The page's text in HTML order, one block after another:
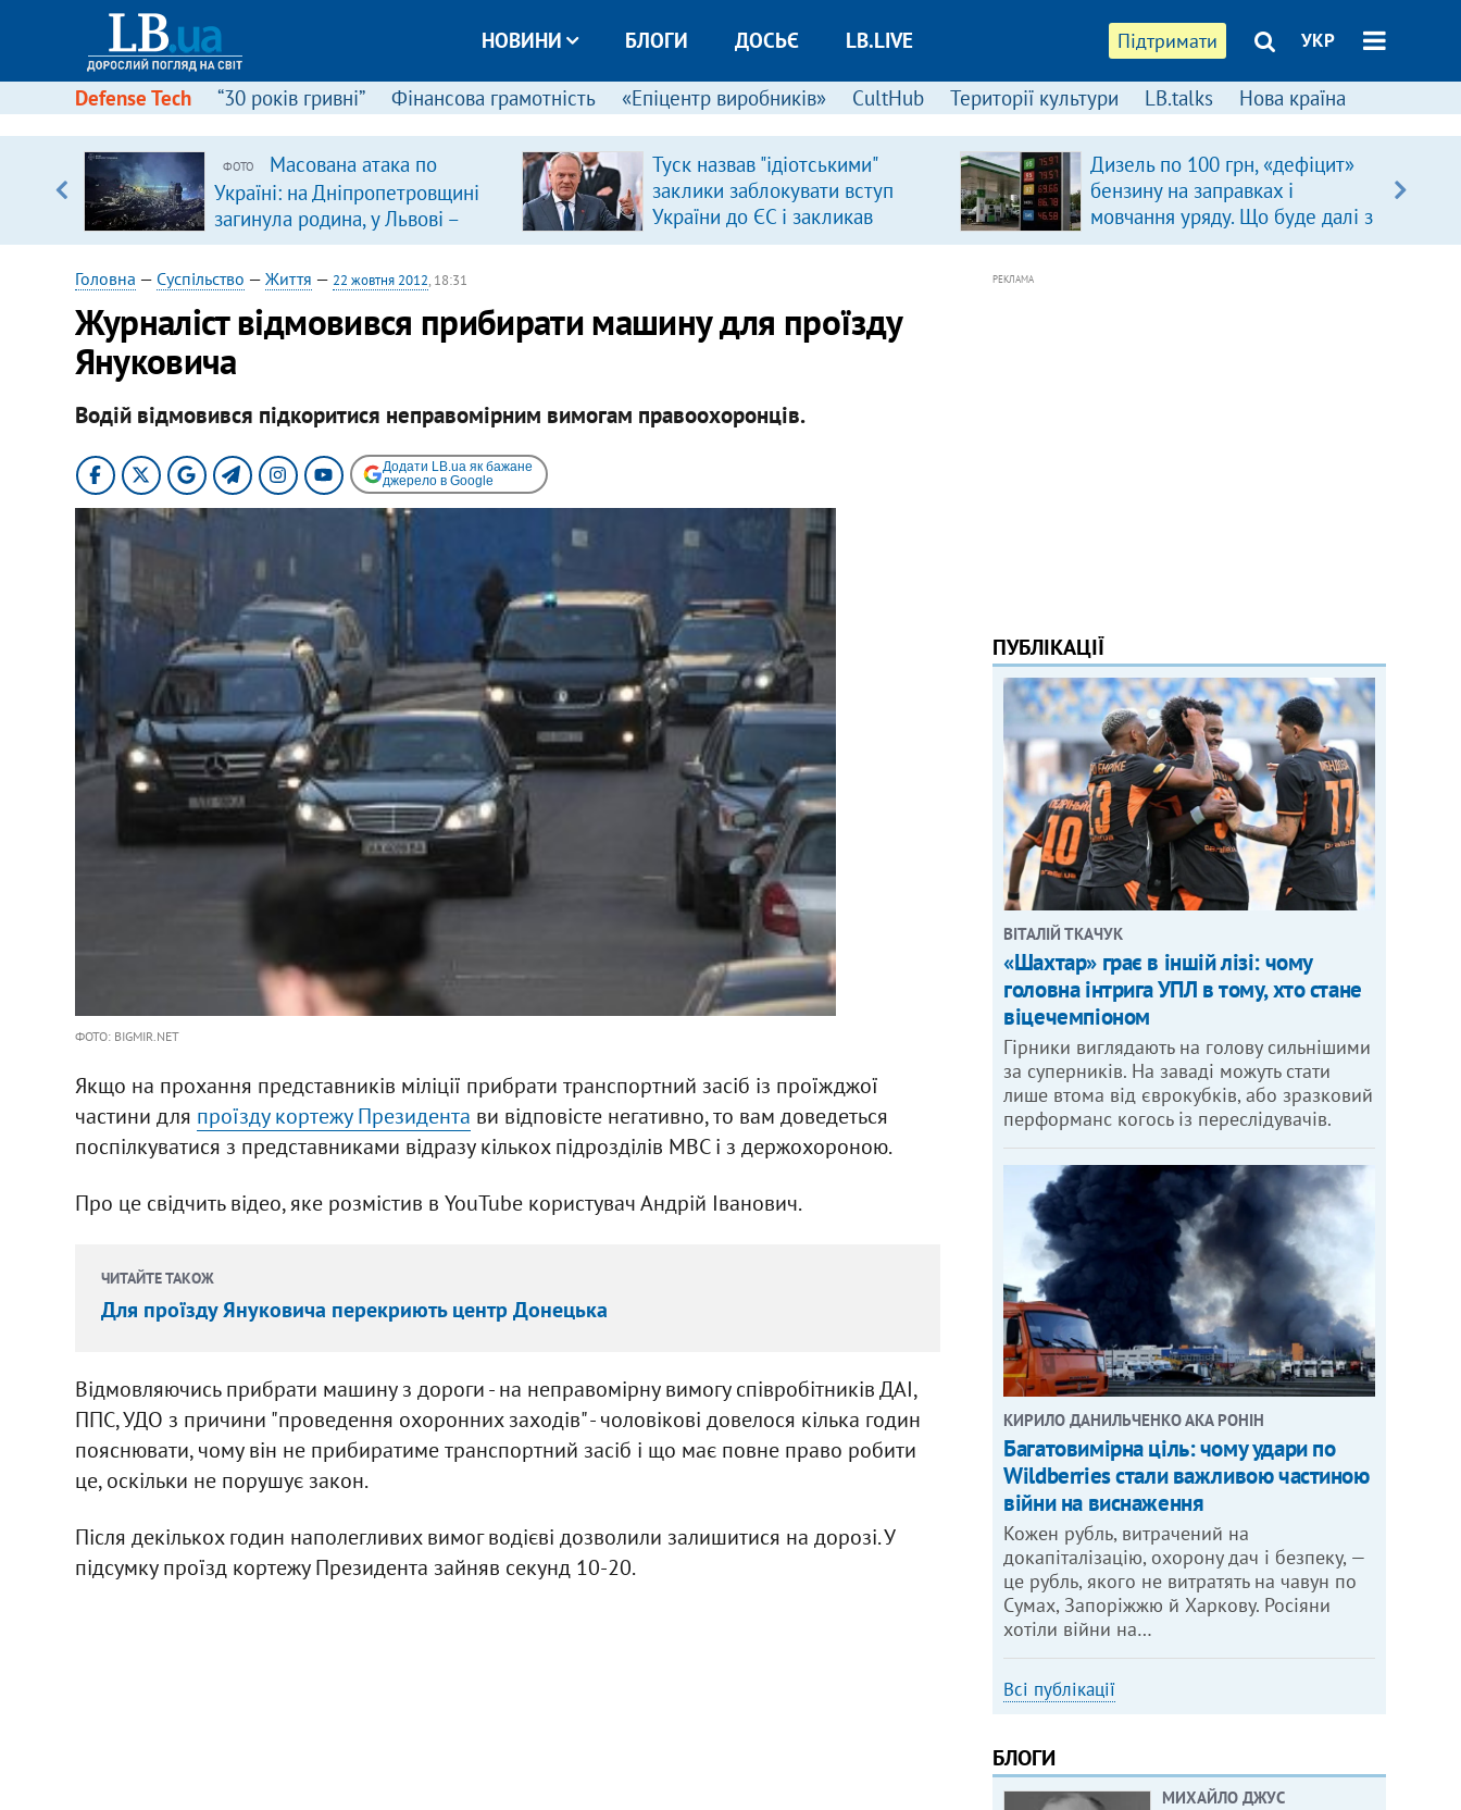
Підтримати УКР
НОВИНИ БЛОГИ ДОСЬЄ LB.LIVE
Defense Tech “30 років гривні” Фінансова грамотність «Епіцентр виробників» CultHub Території культури LB.talks Нова країна
ФОТО
Масована атака по
Україні: на Дніпропетровщині
загинула родина, у Львові –
удар по багатоповерхівках
(доповнюється)
Туск назвав "ідіотськими"
заклики заблокувати вступ
України до ЄС і закликав
припинити антиукраїнську
Дизель по 100 грн, «дефіцит»
бензину на заправках і
мовчання уряду. Що буде далі з
цінами на пальне?
Головна — Суспільство — Життя — 22 жовтня 2012, 18:31
Журналіст відмовився прибирати машину для проїзду
Януковича
Водій відмовився підкоритися неправомірним вимогам правоохоронців.
Додати LB.ua як бажане
джерело в Google
ФОТО: BIGMIR.NET
Якщо на прохання представників міліції прибрати транспортний засіб із проїжджої
частини для проїзду кортежу Президента ви відповісте негативно, то вам доведеться
поспілкуватися з представниками відразу кількох підрозділів МВС і з держохороною.
Про це свідчить відео, яке розмістив в YouTube користувач Андрій Іванович.
ЧИТАЙТЕ ТАКОЖ
Для проїзду Януковича перекриють центр Донецька
Відмовляючись прибрати машину з дороги - на неправомірну вимогу співробітників ДАІ,
ППС, УДО з причини "проведення охоронних заходів" - чоловікові довелося кілька годин
пояснювати, чому він не прибиратиме транспортний засіб і що має повне право робити
це, оскільки не порушує закон.
Після декількох годин наполегливих вимог водієві дозволили залишитися на дорозі. У
підсумку проїзд кортежу Президента зайняв секунд 10-20.
РЕКЛАМА
ПУБЛІКАЦІЇ
ВІТАЛІЙ ТКАЧУК
«Шахтар» грає в іншій лізі: чому
головна інтрига УПЛ в тому, хто стане
віцечемпіоном
Гірники виглядають на голову сильнішими
за суперників. На заваді можуть стати
лише втома від єврокубків, або зразковий
перформанс когось із переслідувачів.
КИРИЛО ДАНИЛЬЧЕНКО АКА РОНІН
Багатовимірна ціль: чому удари по
Wildberries стали важливою частиною
війни на виснаження
Кожен рубль, витрачений на
докапіталізацію, охорону дач і безпеку, —
це рубль, якого не витратять на чавун по
Сумах, Запоріжжю й Харкову. Росіяни
хотіли війни на…
Всі публікації
БЛОГИ
МИХАЙЛО ДЖУС